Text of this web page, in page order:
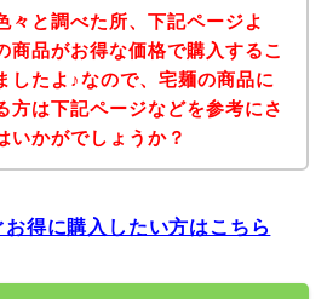
々と調べた所、下記ページよ
商品がお得な価格で購入するこ
したよ♪なので、宅麺の商品に
方は下記ページなどを参考にさ
いかがでしょうか？
得に購入したい方はこちら